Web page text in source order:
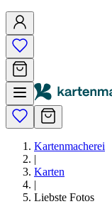
Kartenmacherei
|
Karten
|
Liebste Fotos